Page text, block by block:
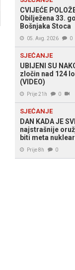
CVIJEĆE
Obilježena 33.
Bošnjaka Stoca
05. Avg. 2026 0
SJEĆANJE
UBIJENI SU
zločin nad 124
(VIDEO)
Prije 21h 0
SJEĆANJE
DAN KADA JE
najstrašnije
biti meta
Prije 8h 0